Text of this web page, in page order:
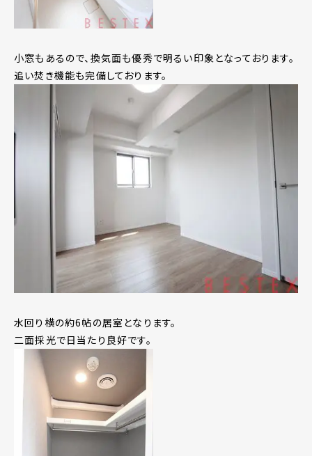
小窓もあるので、換気面も優秀で明るい印象となっております。
追い焚き機能も完備しております。
水回り横の約6帖の居室となります。
二面採光で日当たり良好です。